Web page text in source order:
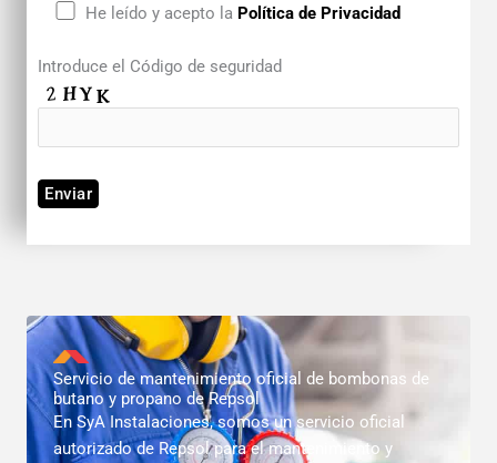
He leído y acepto la Política de Privacidad
Introduce el Código de seguridad
Servicio de mantenimiento oficial de bombonas de
butano y propano de Repsol
En SyA Instalaciones, somos un servicio oficial
autorizado de Repsol para el mantenimiento y